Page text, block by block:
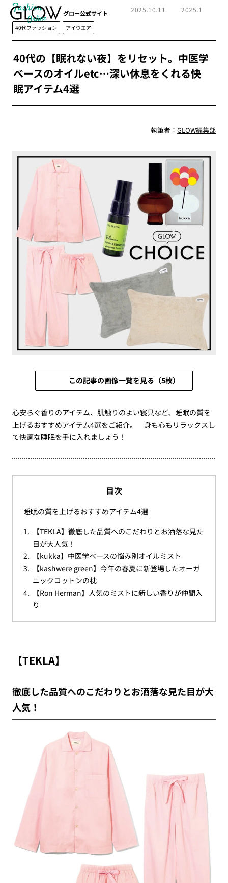
グロー公式サイト 2025.10.11 2025.11.02
Fashion
40代ファッション アイウエア
40代の【眠れない夜】をリセット。中医学
ベースのオイルetc…深い休息をくれる快
眠アイテム4選
執筆者：GLOW編集部
この記事の画像一覧を見る（5枚）
心安らぐ香りのアイテム、肌触りのよい寝具など、睡眠の質を
上げるおすすめアイテム4選をご紹介。 身も心もリラックスし
て快適な睡眠を手に入れましょう！
目次
睡眠の質を上げるおすすめアイテム4選
【TEKLA】徹底した品質へのこだわりとお洒落な見た
目が大人気！
【kukka】中医学ベースの悩み別オイルミスト
【kashwere green】今年の春夏に新登場したオーガ
ニックコットンの枕
【Ron Herman】人気のミストに新しい香りが仲間入
り
【TEKLA】
徹底した品質へのこだわりとお洒落な見た目が大
人気！